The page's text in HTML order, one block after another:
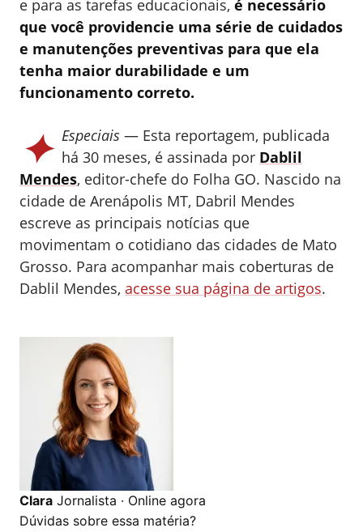
e para as tarefas educacionais, é necessário
que você providencie uma série de cuidados
e manutenções preventivas para que ela
tenha maior durabilidade e um
funcionamento correto.
✦ Especiais — Esta reportagem, publicada
há 30 meses, é assinada por Dablil
Mendes, editor-chefe do Folha GO. Nascido na
cidade de Arenápolis MT, Dabril Mendes
escreve as principais notícias que
movimentam o cotidiano das cidades de Mato
Grosso. Para acompanhar mais coberturas de
Dablil Mendes, acesse sua página de artigos.
Clara Jornalista · Online agora
Dúvidas sobre essa matéria?